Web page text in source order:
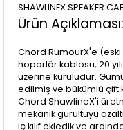
SHAWLINEX SPEAKER
Ürün Açıklaması:
Chord RumourX'e
hoparlör kablosu, 20
üzerine kuruludur.
edilmiş ve bükümlü
Chord ShawlineX'i
mekanik gürültüyü
iç kılıf ekledik ve